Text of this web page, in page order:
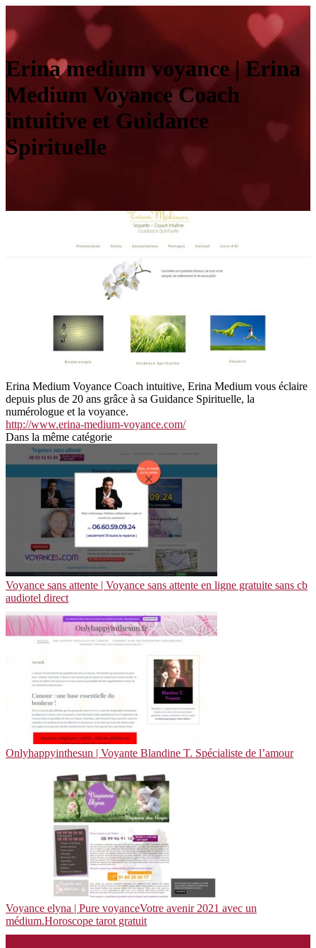
Erina medium voyance | Erina
Medium Voyance Coach
intuitive et Guidance
Spirituelle
Erina Medium Voyance Coach intuitive, Erina Medium vous éclaire
depuis plus de 20 ans grâce à sa Guidance Spirituelle, la
numérologue et la voyance.
http://www.erina-medium-voyance.com/
Dans la même catégorie
Voyance sans attente | Voyance sans attente en ligne gratuite sans cb
audiotel direct
Onlyhappyinthe­sun | Voyante Blandine T. Spécialiste de l’amour
Voyance elyna | Pure voyanceVotre avenir 2021 avec un
médium.Horoscope tarot gratuit